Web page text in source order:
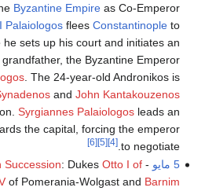
Byzantine Empireas Co-Emperor
Palaiologosflees Constantinopleto
he sets up his court and initiates an
the Byzantine Emperor
. The 24-year-old Andronikos is
and John Kantakouzenos
Syrgiannes Palaiologosleads an
the capital, forcing the emperor
to negotiate.
[4]
[5]
[6]
5 مايو -
Succession: Dukes Otto I of
of Pomerania-Wolgast and Barnim